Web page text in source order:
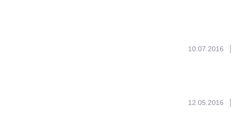
10.07.2016
12.05.2016